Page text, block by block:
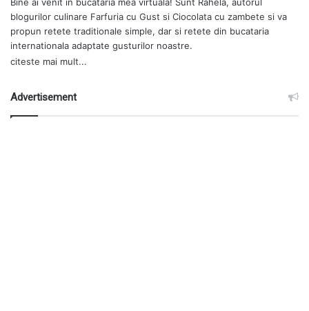
blogurilor culinare Farfuria cu Gust si Ciocolata cu zambete si va
propun retete traditionale simple, dar si retete din bucataria
internationala adaptate gusturilor noastre.
citeste mai mult...
Advertisement